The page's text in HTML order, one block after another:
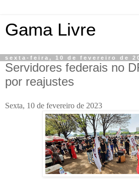
Gama Livre
sexta-feira, 10 de fevereiro de
Servidores federais no
por reajustes
Sexta, 10 de fevereiro de 2023